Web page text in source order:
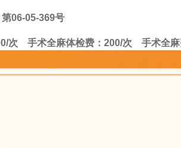
第06-05-369号
次 手术全麻体检费：200/次 手术全麻